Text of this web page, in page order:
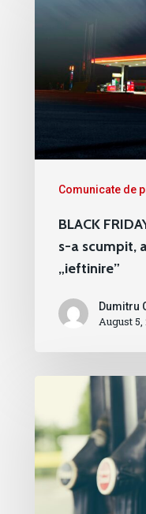
Comunicate de
BLACK
s-a scumpit,
„ieftinire”
Dumitru
August 5,